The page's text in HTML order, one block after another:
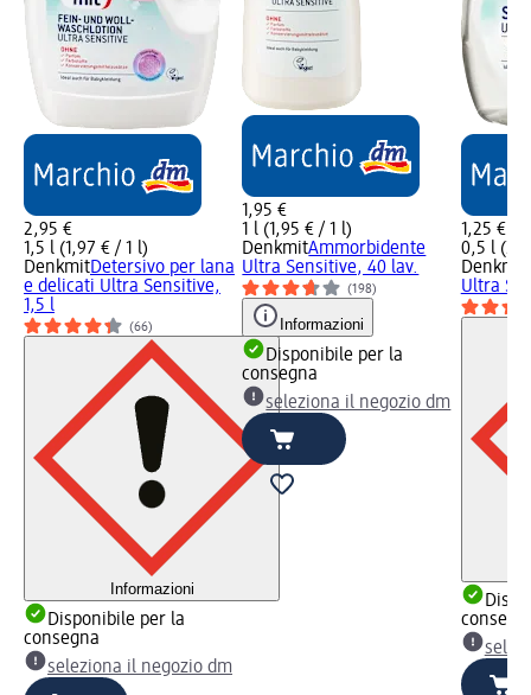
2,95 €
1,5 l (1,97 € / 1 l)
DenkmitDetersivo per lana
e delicati Ultra Sensitive,
1,5 l
(66)
Informazioni
Disponibile per la
consegna
seleziona il negozio dm
1,95 €
1 l (1,95 € / 1 l)
DenkmitAmmorbidente
Ultra Sensitive, 40 lav.
(198)
Informazioni
Disponibile per la
consegna
seleziona il negozio dm
1,25 €
0,5 l
Denkmit
Ultra